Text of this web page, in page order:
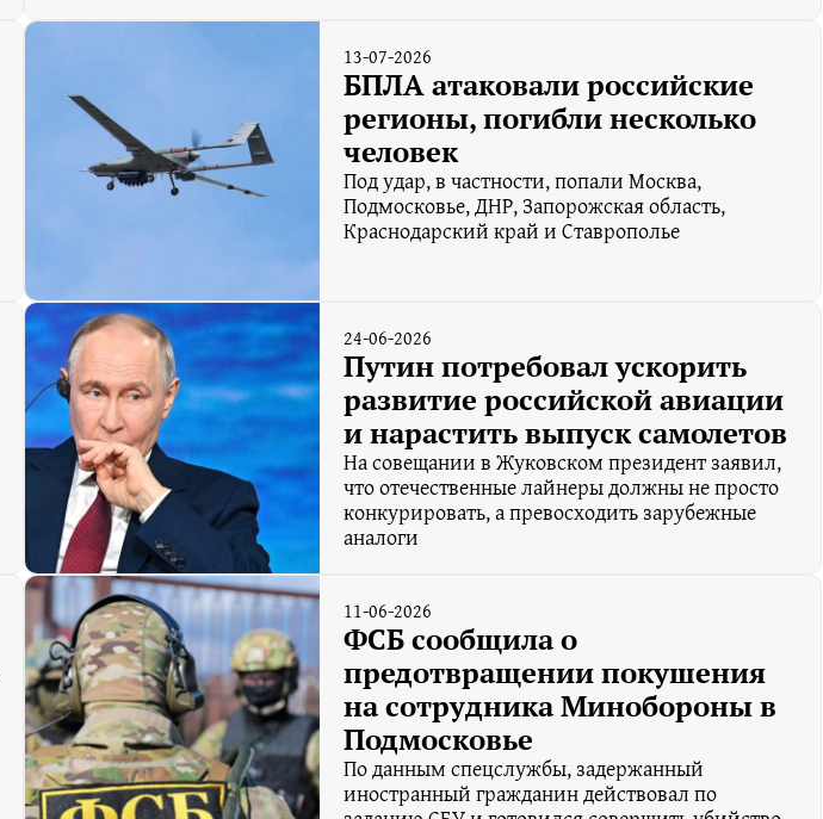
13-07-2026
БПЛА атаковали российские
регионы, погибли несколько
человек
Под удар, в частности, попали Москва,
Подмосковье, ДНР, Запорожская область,
Краснодарский край и Ставрополье
24-06-2026
Путин потребовал ускорить
развитие российской авиации
и нарастить выпуск самолетов
На совещании в Жуковском президент заявил,
что отечественные лайнеры должны не просто
конкурировать, а превосходить зарубежные
аналоги
11-06-2026
ФСБ сообщила о
предотвращении покушения
на сотрудника Минобороны в
Подмосковье
По данным спецслужбы, задержанный
иностранный гражданин действовал по